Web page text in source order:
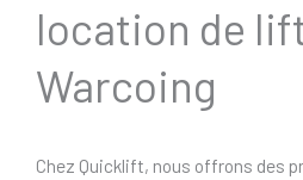
location de
Warcoing
Chez Quicklift, nous offrons des